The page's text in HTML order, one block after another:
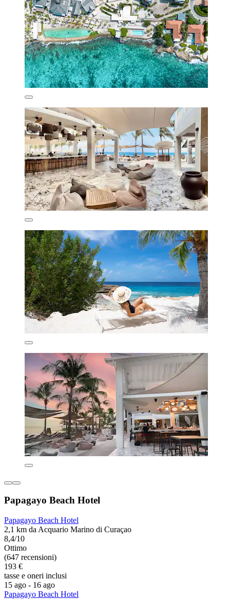
Papagayo Beach Hotel
Papagayo Beach Hotel
2,1 km da Acquario Marino di Curaçao
8,4/10
Ottimo
(647 recensioni)
193 €
tasse e oneri inclusi
15 ago - 16 ago
Papagayo Beach Hotel